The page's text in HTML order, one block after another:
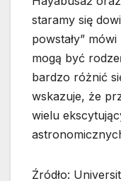
staramy się
powstały”
mogą być
bardzo różnić
wskazuje, że
wielu
Źródło: